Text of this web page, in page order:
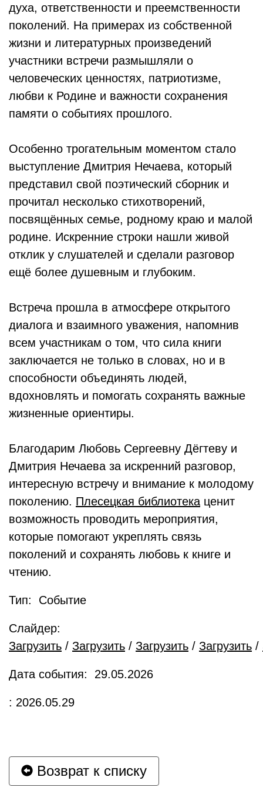
духа, ответственности и преемственности
поколений. На примерах из собственной
жизни и литературных произведений
участники встречи размышляли о
человеческих ценностях, патриотизме,
любви к Родине и важности сохранения
памяти о событиях прошлого.
Особенно трогательным моментом стало
выступление Дмитрия Нечаева, который
представил свой поэтический сборник и
прочитал несколько стихотворений,
посвящённых семье, родному краю и малой
родине. Искренние строки нашли живой
отклик у слушателей и сделали разговор
ещё более душевным и глубоким.
Встреча прошла в атмосфере открытого
диалога и взаимного уважения, напомнив
всем участникам о том, что сила книги
заключается не только в словах, но и в
способности объединять людей,
вдохновлять и помогать сохранять важные
жизненные ориентиры.
Благодарим Любовь Сергеевну Дёгтеву и
Дмитрия Нечаева за искренний разговор,
интересную встречу и внимание к молодому
поколению. Плесецкая библиотека ценит
возможность проводить мероприятия,
которые помогают укреплять связь
поколений и сохранять любовь к книге и
чтению.
Тип: Событие
Слайдер:
Загрузить / Загрузить / Загрузить / Загрузить /
Дата события: 29.05.2026
: 2026.05.29
Возврат к списку